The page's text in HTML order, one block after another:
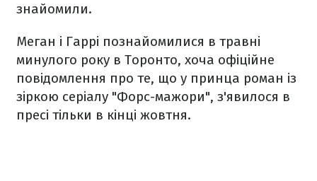
знайомили.
Меган і Гаррі познайомилися в травні
минулого року в Торонто, хоча офіційне
повідомлення про те, що у принца роман із
зіркою серіалу "Форс-мажори", з'явилося в
пресі тільки в кінці жовтня.